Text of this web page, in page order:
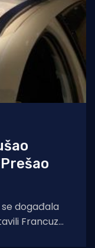
događala
Francuza